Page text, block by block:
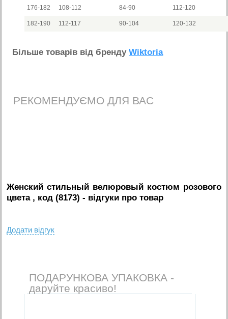
176-182 108-112 84-90 112-120
182-190 112-117 90-104 120-132
Бiльше товарiв вiд брендуWiktoria
РЕКОМЕНДУЄМО ДЛЯ ВАС
Женский стильный велюровый костюм розового
цвета , код (8173) - вiдгуки про товар
Додати вiдгук
ПОДАРУНКОВА УПАКОВКА -
даруйте красиво!